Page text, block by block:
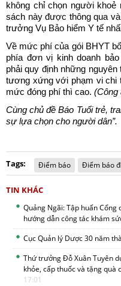
không chỉ chọn người khoẻ
sách này được thông qua
trưởng Vụ Bảo hiểm Y tế
Về mức phí của gói BHYT
phía đơn vị kinh doanh
phải quy định những
tương xứng với phạm vi chi
mức đóng phí thì cao. (Công
Cùng chủ đề Báo Tuổi trẻ,
sự lựa chọn cho người dân”.
Tags: Điểm báo Điểm báo
TIN KHÁC
Quảng Ngãi: Tập huấn
hướng dẫn công tác khám
Cục Quản lý Dược 30 năm
Thứ trưởng Đỗ Xuân Tuyên
khỏe, cấp thuốc và tặng quà
17:01